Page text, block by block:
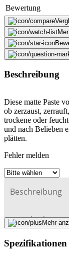
Bewertung
Beschreibung
Diese matte Paste
ob zerzaust,
trockene oder
und nach Belieben
plätten.
Fehler melden
Beschreibung
E-Mail-Adresse
Falsche Daten melden
Mehr
Spezifikationen